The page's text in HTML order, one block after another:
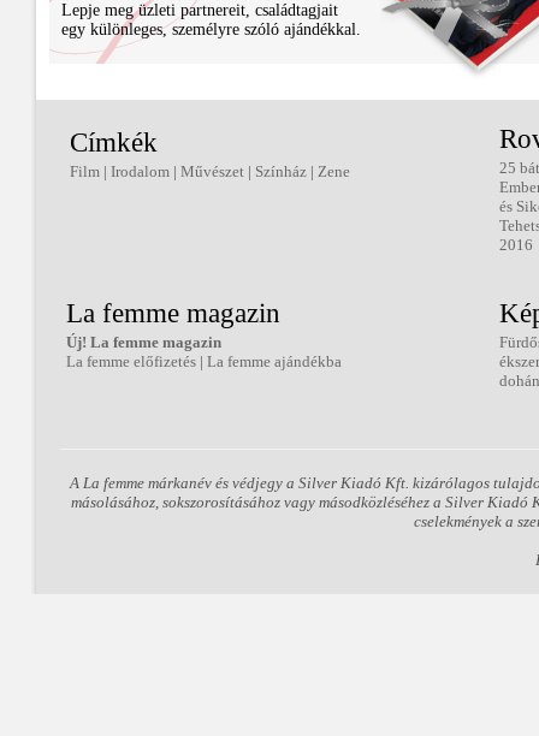
Lepje meg üzleti partnereit, családtagjait
egy különleges, személyre szóló ajándékkal.
Címkék
Film | Irodalom | Művészet | Színház | Zene
25
és
2016
La femme magazin
Új! La femme magazin
La femme előfizetés | La femme ajándékba
A La femme márkanév és védjegy a Silver Kiadó Kft. kizárólagos
másolásához, sokszorosításához vagy másodközléséhez a Silver
cselekmények a